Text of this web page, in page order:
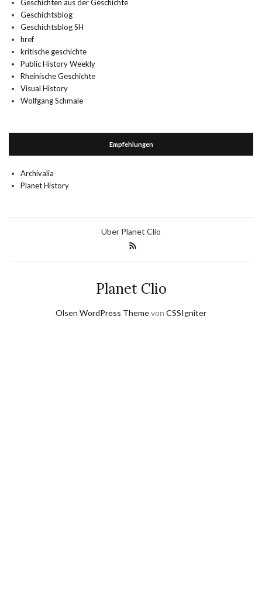
Geschichten aus der Geschichte
Geschichtsblog
Geschichtsblog SH
href
kritische geschichte
Public History Weekly
Rheinische Geschichte
Visual History
Wolfgang Schmale
Empfehlungen
Archivalia
Planet History
Über Planet Clio
Planet Clio
Olsen WordPress Themevon CSSIgniter